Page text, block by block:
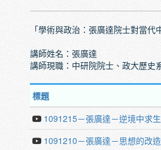
「學術與政治：張廣達院士對當
講師姓名：張廣達
講師現職：中研院院士、政大歷史
標題
1091215－張廣達－逆境中求生
1091210－張廣達－思想的改造